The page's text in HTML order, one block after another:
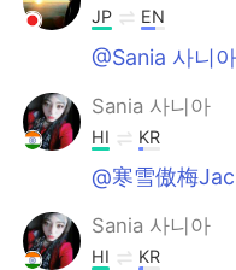
JP EN
@Sania 사니아
Sania 사니아
HI KR
@寒雪傲梅
Sania 사니아
HI KR